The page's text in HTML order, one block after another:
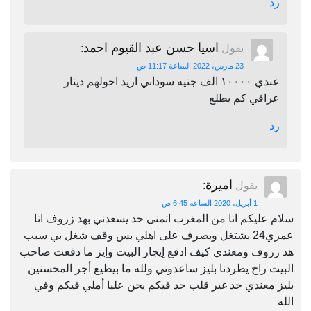
رد
يقول اسيا حسن عبد القيوم احمد:
23 مارس، 2022 الساعة 11:17 ص
عندي ١٠٠٠٠ الف جنيه سوداني اريد احولهم دينار
عراقي كم يطلع
رد
يقول اميرة:
1 أبريل، 2020 الساعة 6:45 ص
سلام عليكم انا من المغرب اتمنى حد يسعدني بهد زروف انا
عمري24 بشتغل وبصرف على اهلي بس وقف شغل بي سبب
هد زروف ومعندي كيف ادفع إيجار البيت وإيز ما دفعت صاحب
البيت راح يطردنا بليز ساعدوني ولله ما بيظيع أجر المحسنين
بليز معندي حد غير قلب حد فيكم يحن عليا أملي فيكم وفي
الله